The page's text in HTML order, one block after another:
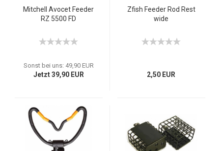
Mitchell Avocet Feeder
RZ 5500 FD
Sonst bei uns: 49,90 EUR
Jetzt 39,90 EUR
Zfish Feeder Rod Rest
wide
2,50 EUR